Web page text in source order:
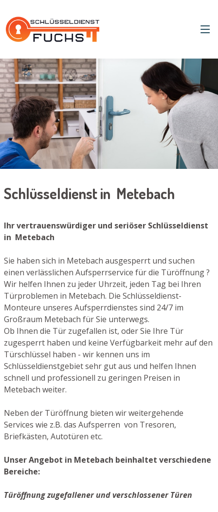
Schlüsseldienst in Metebach
Ihr vertrauenswürdiger und seriöser Schlüsseldienst
in Metebach
Sie haben sich in Metebach ausgesperrt und suchen
einen verlässlichen Aufsperrservice für die Türöffnung ?
Wir helfen Ihnen zu jeder Uhrzeit, jeden Tag bei Ihren
Türproblemen in Metebach. Die Schlüsseldienst-
Monteure unseres Aufsperrdienstes sind 24/7 im
Großraum Metebach für Sie unterwegs.
Ob Ihnen die Tür zugefallen ist, oder Sie Ihre Tür
zugesperrt haben und keine Verfügbarkeit mehr auf den
Türschlüssel haben - wir kennen uns im
Schlüsseldienstgebiet sehr gut aus und helfen Ihnen
schnell und professionell zu geringen Preisen in
Metebach weiter.
Neben der Türöffnung bieten wir weitergehende
Services wie z.B. das Aufsperren von Tresoren,
Briefkästen, Autotüren etc.
Unser Angebot in Metebach beinhaltet verschiedene
Bereiche:
Türöffnung zugefallener und verschlossener Türen